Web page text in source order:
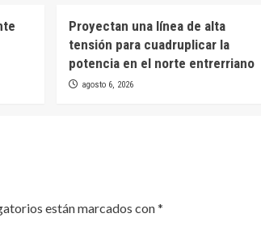
Proyectan una línea de alta
tensión para cuadruplicar la
potencia en el norte entrerriano
agosto 6, 2026
están marcados con*